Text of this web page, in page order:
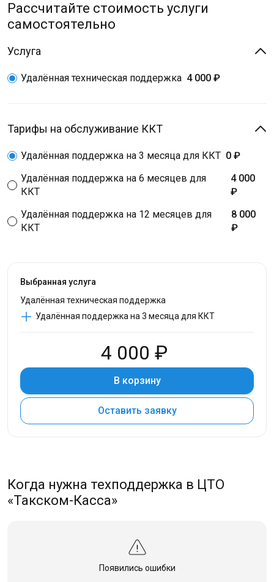
Рассчитайте стоимость услуги
самостоятельно
Услуга
Удалённая техническая поддержка 4 000 ₽
Тарифы на обслуживание ККТ
Удалённая поддержка на 3 месяца для ККТ 0 ₽
Удалённая поддержка на 6 месяцев для
ККТ
4 000
₽
Удалённая поддержка на 12 месяцев для
ККТ
8 000
₽
Выбранная услуга
Удалённая техническая поддержка
Удалённая поддержка на 3 месяца для ККТ
4 000 ₽
В корзину
Оставить заявку
Когда нужна техподдержка в ЦТО
«Такском-Касса»
Появились ошибки